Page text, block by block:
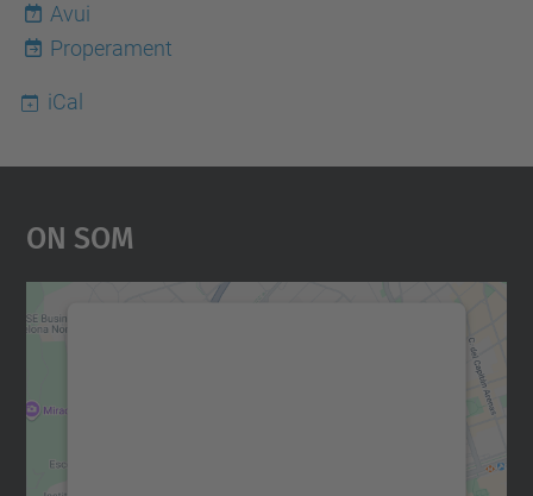
7
Avui
Properament
iCal
On Som